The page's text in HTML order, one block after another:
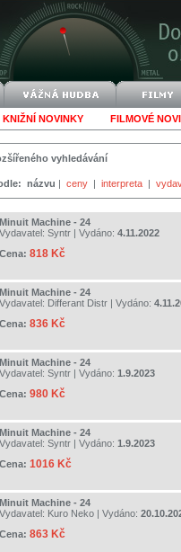
KNIŽNÍ NOVINKY FILMOVÉ
vyhledávání
názvu | ceny | interpreta |
Minuit Machine - 24
Vydavatel: Syntr | Vydáno: 4.11.2022
Cena: 818 Kč
Minuit Machine - 24
Vydavatel: Differant Distr | Vydáno:
Cena: 836 Kč
Minuit Machine - 24
Vydavatel: Syntr | Vydáno: 1.9.2023
Cena: 980 Kč
Minuit Machine - 24
Vydavatel: Syntr | Vydáno: 1.9.2023
Cena: 1016 Kč
Minuit Machine - 24
Vydavatel: Kuro Neko | Vydáno:
Cena: 863 Kč